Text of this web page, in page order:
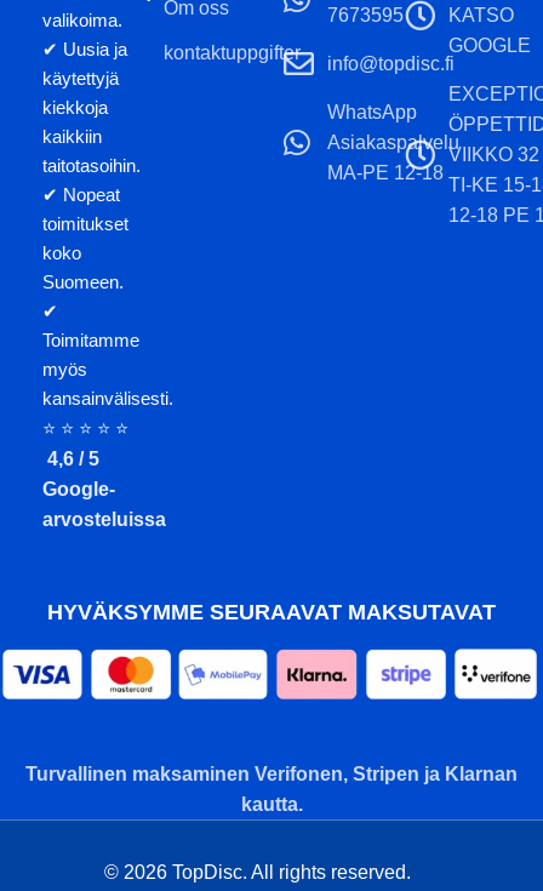
valikoima.
✔ Uusia ja
käytettyjä
kiekkoja
kaikkiin
taitotasoihin.
✔ Nopeat
toimitukset
koko
Suomeen.
✔
Toimitamme
myös
kansainvälisesti.
⭐ ⭐ ⭐ ⭐ ⭐
4,6 / 5
Google-
arvosteluissa
Om oss
kontaktuppgifter
7673595
info@topdisc.fi
WhatsApp
Asiakaspalvelu
MA-PE 12-18
KATSO
GOOGLE
VIIKKO 32
TI-KE 15-
12-18 PE
HYVÄKSYMME SEURAAVAT MAKSUTAVAT
Turvallinen maksaminen Verifonen, Stripen ja Klarnan
kautta.
© 2026 TopDisc. All rights reserved.